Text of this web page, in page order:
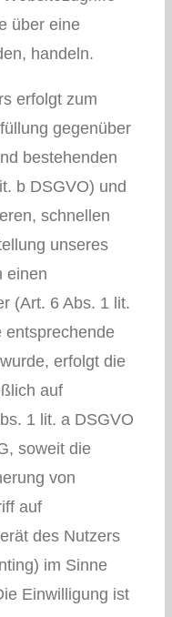
über eine
handeln.
erfolgt zum
gegenüber
bestehenden
b DSGVO) und
schnellen
unseres
einen
(Art. 6 Abs. 1 lit.
entsprechende
erfolgt die
auf
1 lit. a DSGVO
soweit die
von
auf
des Nutzers
im Sinne
Einwilligung ist